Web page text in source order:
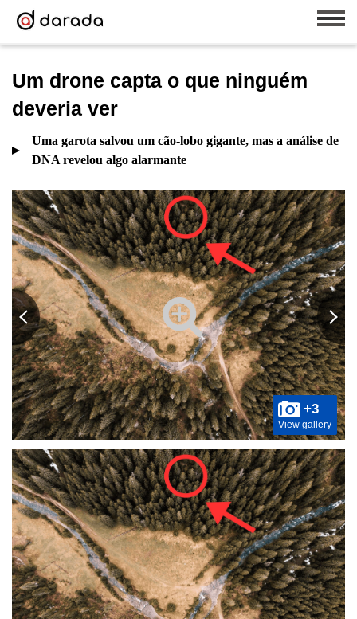
Um drone capta o que ninguém
deveria ver
Uma garota salvou um cão-lobo gigante, mas a análise de
DNA revelou algo alarmante
+3
View gallery